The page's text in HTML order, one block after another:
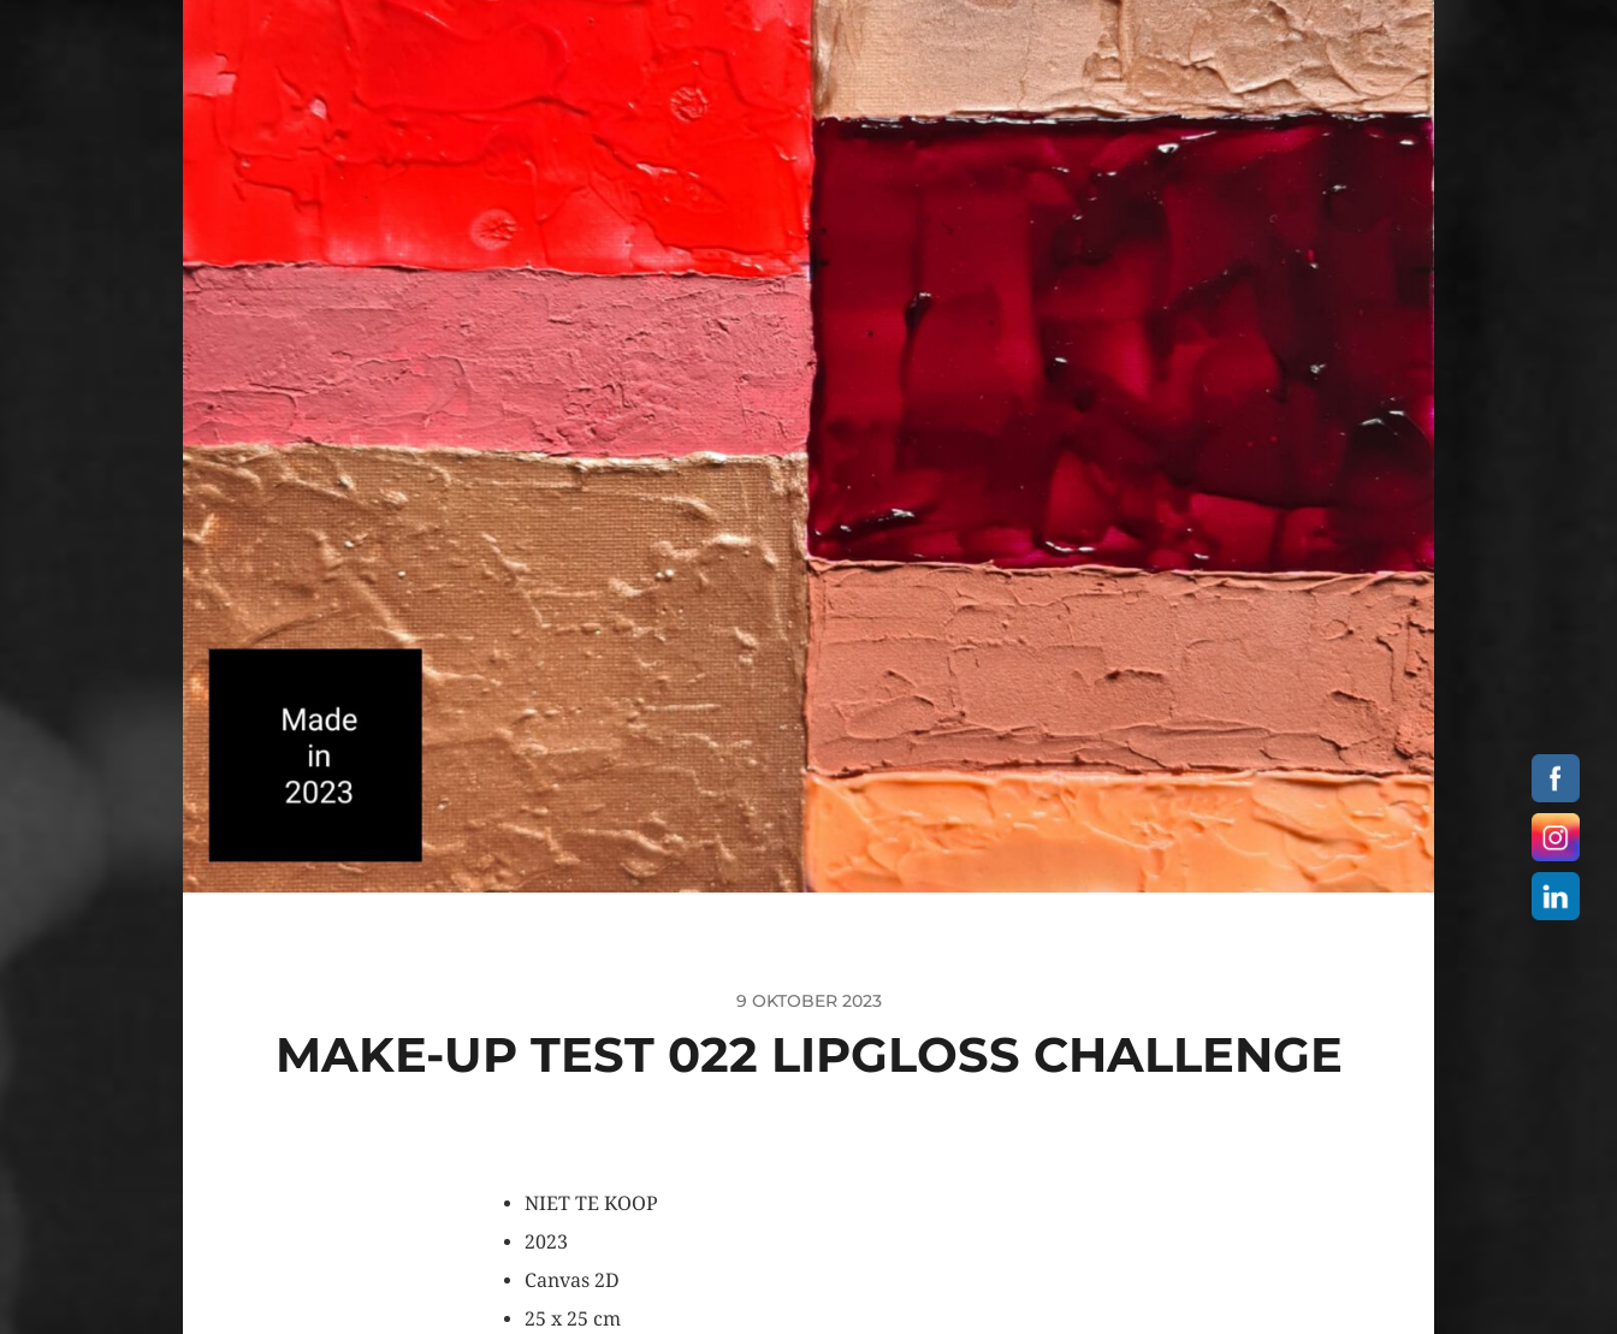
9 OKTOBER 2023
MAKE-UP TEST 022 LIPGLOSS CHALLENGE
NIET TE KOOP
2023
Canvas 2D
25 x 25 cm